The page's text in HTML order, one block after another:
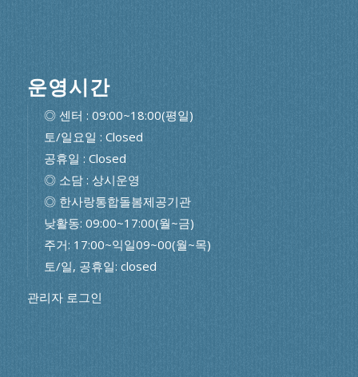
운영시간
◎ 센터 : 09:00~18:00(평일)
토/일요일 : Closed
공휴일 : Closed
◎ 소담 : 상시운영
◎ 한사랑통합돌봄제공기관
낮활동: 09:00~17:00(월~금)
주거: 17:00~익일09~00(월~목)
토/일, 공휴일: closed
관리자 로그인